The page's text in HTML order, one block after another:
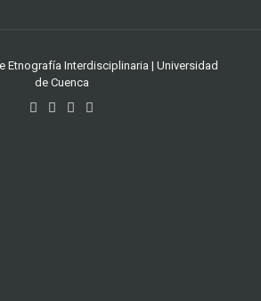
Etnografía Interdisciplinaria | Universidad
de Cuenca